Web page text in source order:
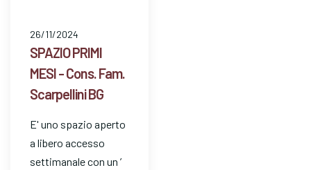
26/11/2024
SPAZIO PRIMI
MESI - Cons. Fam.
Scarpellini BG
E' uno spazio aperto
a libero accesso
settimanale con un ’